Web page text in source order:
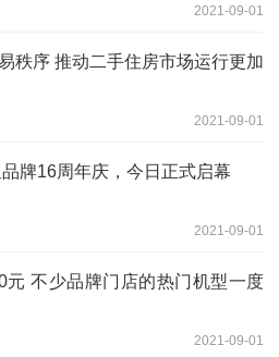
2021-09-01
秩序 推动二手住房市场运行更加
2021-09-01
牌16周年庆，今日正式启幕
2021-09-01
不少品牌门店的热门机型一度
2021-09-01